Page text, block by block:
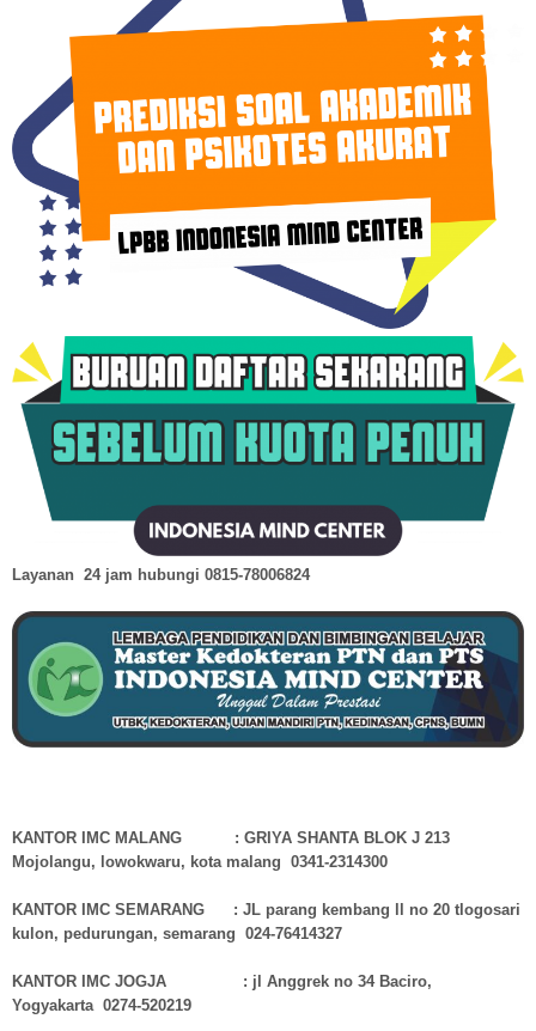
Layanan 24 jam hubungi 0815-78006824
KANTOR IMC MALANG : GRIYA SHANTA BLOK J 213
Mojolangu, lowokwaru, kota malang 0341-2314300
KANTOR IMC SEMARANG : JL parang kembang ll no 20 tlogosari
kulon, pedurungan, semarang 024-76414327
KANTOR IMC JOGJA : jl Anggrek no 34 Baciro,
Yogyakarta 0274-520219